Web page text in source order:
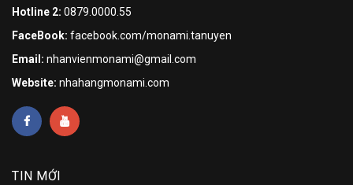
Hotline 2: 0879.0000.55
FaceBook: facebook.com/monami.tanuyen
Email: nhanvienmonami@gmail.com
Website: nhahangmonami.com
TIN MỚI